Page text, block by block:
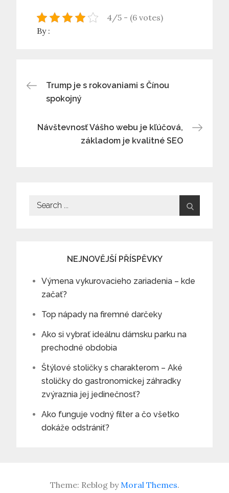
4/5 - (6 votes)
By :
Navigace
pro
příspěvek
Trump je s rokovaniami s Čínou
spokojný
Návštevnosť Vášho webu je kľúčová,
základom je kvalitné SEO
Search
NEJNOVĚJŠÍ PŘÍSPĚVKY
Výmena vykurovacieho zariadenia – kde
začať?
Top nápady na firemné darčeky
Ako si vybrať ideálnu dámsku parku na
prechodné obdobia
Štýlové stoličky s charakterom – Aké
stoličky do gastronomickej záhradky
zvýraznia jej jedinečnosť?
Ako funguje vodný filter a čo všetko
dokáže odstrániť?
Theme: Reblog by Moral Themes.